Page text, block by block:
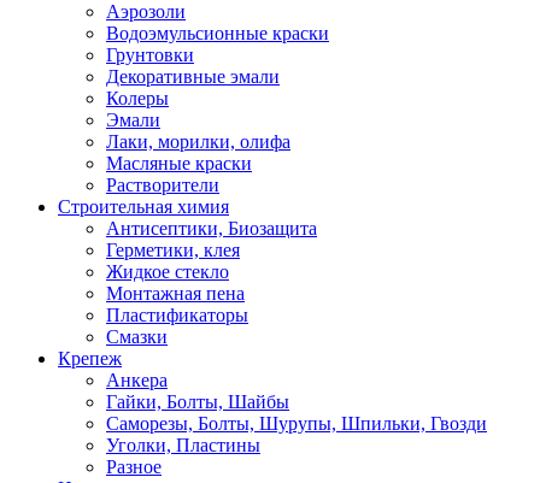
Аэрозоли
Водоэмульсионные краски
Грунтовки
Декоративные эмали
Колеры
Эмали
Лаки, морилки, олифа
Масляные краски
Растворители
Строительная химия
Антисептики, Биозащита
Герметики, клея
Жидкое стекло
Монтажная пена
Пластификаторы
Смазки
Крепеж
Анкера
Гайки, Болты, Шайбы
Саморезы, Болты, Шурупы, Шпильки, Гвозди
Уголки, Пластины
Разное